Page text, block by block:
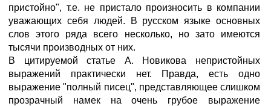
пристойно", т.е. не пристало произносить в компании
уважающих себя людей. В русском языке основных
слов этого ряда всего несколько, но зато имеются
тысячи производных от них.
В цитируемой статье А. Новикова непристойных
выражений практически нет. Правда, есть одно
выражение "полный писец", представляющее слишком
прозрачный намек на очень грубое выражение